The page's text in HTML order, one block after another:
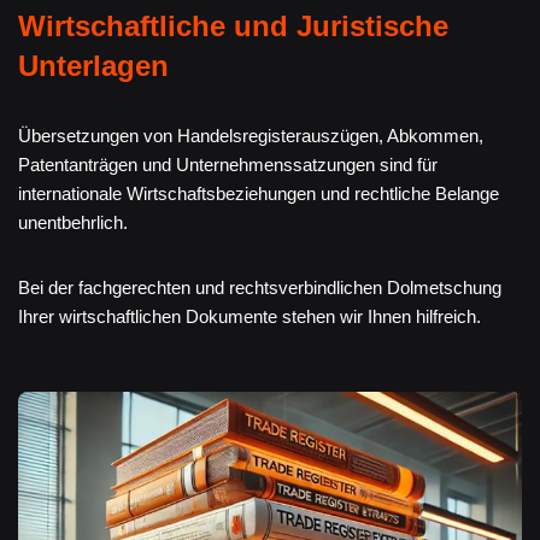
Wirtschaftliche und Juristische
Unterlagen
Übersetzungen von Handelsregisterauszügen, Abkommen,
Patentanträgen und Unternehmenssatzungen sind für
internationale Wirtschaftsbeziehungen und rechtliche Belange
unentbehrlich.
Bei der fachgerechten und rechtsverbindlichen Dolmetschung
Ihrer wirtschaftlichen Dokumente stehen wir Ihnen hilfreich.